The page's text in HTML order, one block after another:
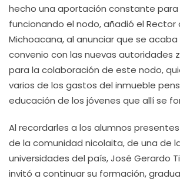
hecho una aportación constante
funcionando el nodo, añadió el Rector
Michoacana, al anunciar que se
convenio con las nuevas autoridades
para la colaboración de este nodo,
varios de los gastos del inmueble
educación de los jóvenes que allí se
Al recordarles a los alumnos
de la comunidad nicolaita, de una de
universidades del país, José Gerardo
invitó a continuar su formación,